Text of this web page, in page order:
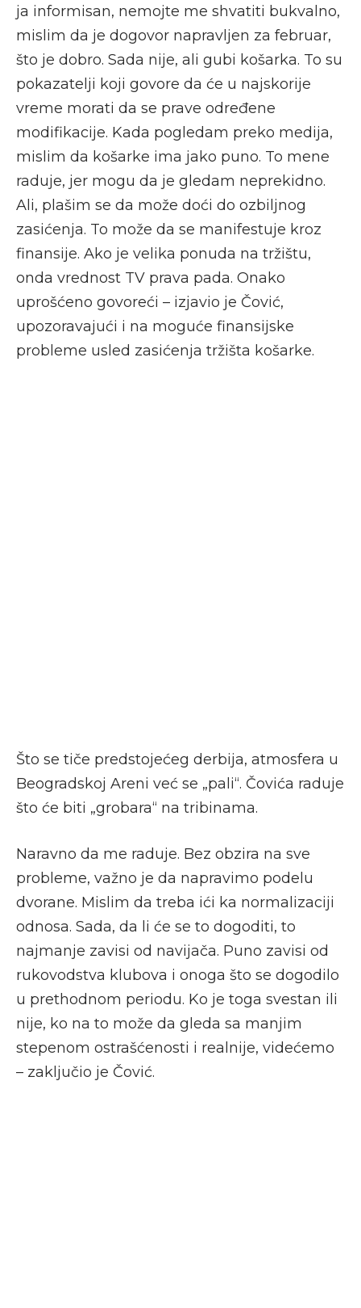
ja informisan, nemojte me shvatiti bukvalno,
mislim da je dogovor napravljen za februar,
što je dobro. Sada nije, ali gubi košarka. To su
pokazatelji koji govore da će u najskorije
vreme morati da se prave određene
modifikacije. Kada pogledam preko medija,
mislim da košarke ima jako puno. To mene
raduje, jer mogu da je gledam neprekidno.
Ali, plašim se da može doći do ozbiljnog
zasićenja. To može da se manifestuje kroz
finansije. Ako je velika ponuda na tržištu,
onda vrednost TV prava pada. Onako
uprošćeno govoreći – izjavio je Čović,
upozoravajući i na moguće finansijske
probleme usled zasićenja tržišta košarke.
Što se tiče predstojećeg derbija, atmosfera u
Beogradskoj Areni već se „pali“. Čovića raduje
što će biti „grobara“ na tribinama.
Naravno da me raduje. Bez obzira na sve
probleme, važno je da napravimo podelu
dvorane. Mislim da treba ići ka normalizaciji
odnosa. Sada, da li će se to dogoditi, to
najmanje zavisi od navijača. Puno zavisi od
rukovodstva klubova i onoga što se dogodilo
u prethodnom periodu. Ko je toga svestan ili
nije, ko na to može da gleda sa manjim
stepenom ostrašćenosti i realnije, videćemo
– zaključio je Čović.